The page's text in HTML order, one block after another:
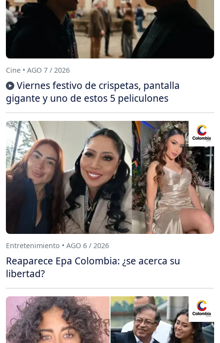
Cine • AGO 7 / 2026
Viernes festivo de crispetas, pantalla
gigante y uno de estos 5 peliculones
Entretenimiento • AGO 6 / 2026
Reaparece Epa Colombia: ¿se acerca su
libertad?